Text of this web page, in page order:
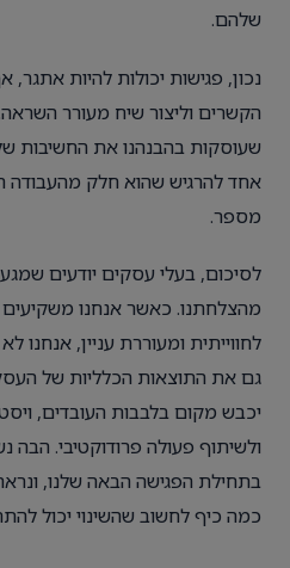
שלהם.
נכון, פגישות יכולות להיות
הקשרים וליצור שיח מעורר
שעוסקות בהבנהנו את החשיבות
אחד להרגיש שהוא חלק
מספר.
לסיכום, בעלי עסקים יודעים
מהצלחתנו. כאשר אנחנו
לחווייתית ומעוררת עניין,
גם את התוצאות הכלליות של העסק.
יכבש מקום בלבבות העובדים,
ולשיתוף פעולה פרודוקטיבי. הבה
בתחילת הפגישה הבאה שלנו,
כמה כיף לחשוב שהשינוי יכול